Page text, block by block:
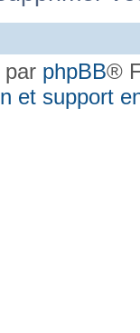
par phpBB®
et support